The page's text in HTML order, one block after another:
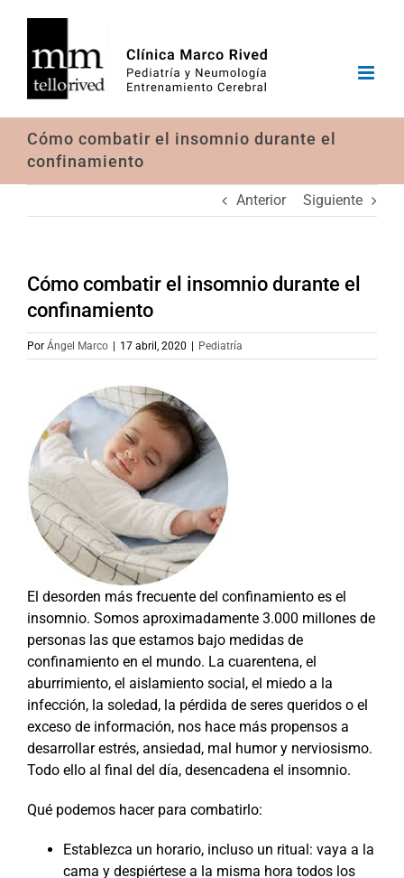
contenido
Cómo combatir el insomnio durante el
confinamiento
Anterior Siguiente
Cómo combatir el insomnio durante el
confinamiento
Por Ángel Marco 17 abril, 2020 Pediatría
El desorden más frecuente del confinamiento es el
insomnio. Somos aproximadamente 3.000 millones de
personas las que estamos bajo medidas de
confinamiento en el mundo. La cuarentena, el
aburrimiento, el aislamiento social, el miedo a la
infección, la soledad, la pérdida de seres queridos o el
exceso de información, nos hace más propensos a
desarrollar estrés, ansiedad, mal humor y nerviosismo.
Todo ello al final del día, desencadena el insomnio.
Qué podemos hacer para combatirlo:
Establezca un horario, incluso un ritual: vaya a la
cama y despiértese a la misma hora todos los